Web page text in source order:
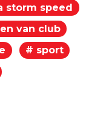
storm speed
van club
# sport